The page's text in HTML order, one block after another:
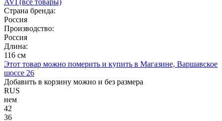
AVI (все товары)
Страна бренда:
Россия
Производство:
Россия
Длина:
116 см
Этот товар можно померить и купить в Магазине, Варшавское
шоссе 26
Добавить в корзину можно и без размера
RUS
нем
42
36